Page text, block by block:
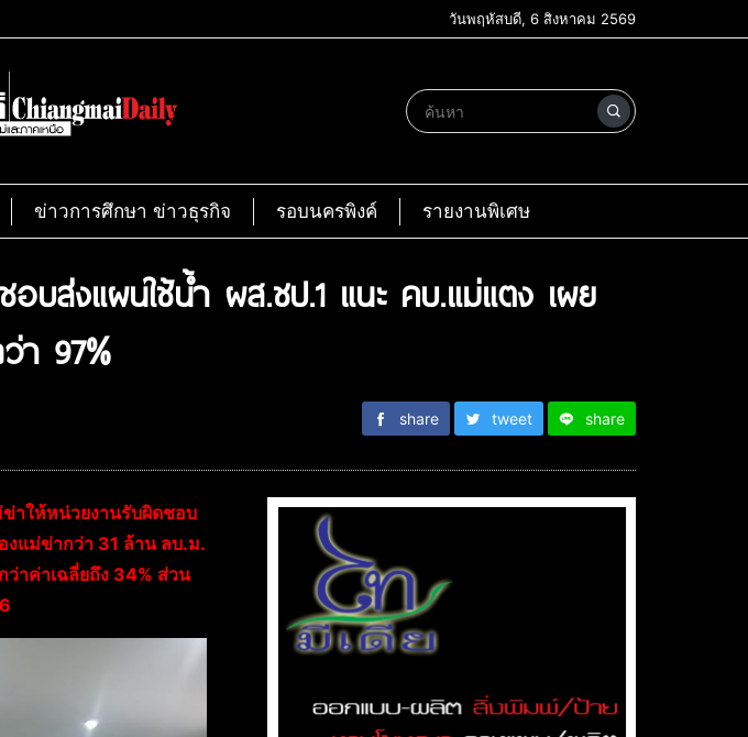
วันพฤหัสบดี, 6 สิงหาคม 2569
ข่าวการศึกษา ข่าวธุรกิจ รอบนครพิงค์ รายงานพิเศษ
บส่งแผนใช้น้ำ ผส.ชป.1 แนะ คบ.แม่แตง เผย
า 97%
share tweet share
าให้หน่วยงานรับผิดชอบ
งแม่ข่ากว่า 31 ล้าน ลบ.ม.
าค่าเฉลี่ยถึง 34% ส่วน